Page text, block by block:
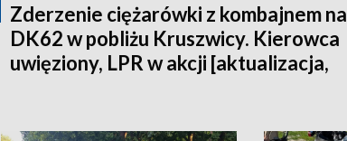
Zderzenie ciężarówki z kombajnem na
DK62 w pobliżu Kruszwicy. Kierowca
uwięziony, LPR w akcji [aktualizacja,